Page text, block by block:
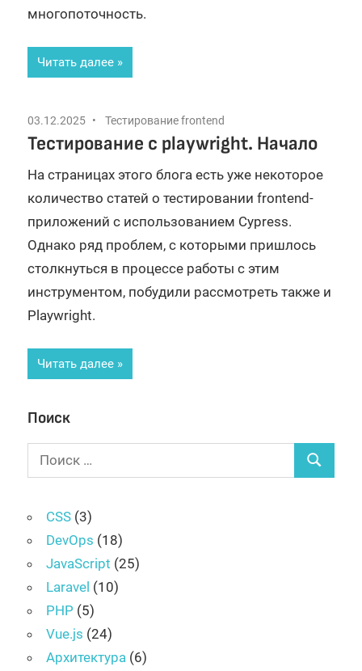
многопоточность.
Читать далее
03.12.2025 Тестирование frontend
Тестирование с playwright. Начало
На страницах этого блога есть уже некоторое
количество статей о тестировании frontend-
приложений с использованием Cypress.
Однако ряд проблем, с которыми пришлось
столкнуться в процессе работы с этим
инструментом, побудили рассмотреть также и
Playwright.
Читать далее
Поиск
Поиск
для:
Поиск
CSS (3)
DevOps (18)
JavaScript (25)
Laravel (10)
PHP (5)
Vue.js (24)
Архитектура (6)